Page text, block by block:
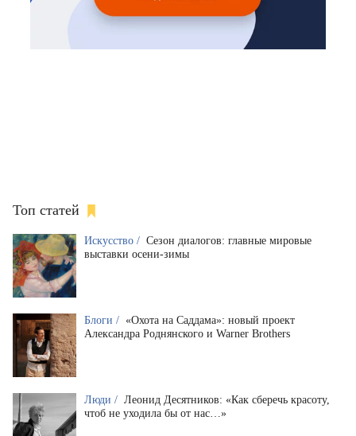
Топ статей
Искусство / Сезон диалогов: главные мировые
выставки осени-зимы
Блоги / «Охота на Саддама»: новый проект
Александра Роднянского и Warner Brothers
Люди / Леонид Десятников: «Как сберечь красоту,
чтоб не уходила бы от нас…»